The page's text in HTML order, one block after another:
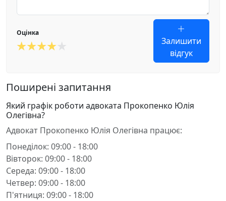
Оцінка
Залишити
відгук
Поширені запитання
Який графік роботи адвоката Прокопенко Юлія
Олегівна?
Адвокат Прокопенко Юлія Олегівна працює:
Понеділок: 09:00 - 18:00
Вівторок: 09:00 - 18:00
Середа: 09:00 - 18:00
Четвер: 09:00 - 18:00
П'ятниця: 09:00 - 18:00